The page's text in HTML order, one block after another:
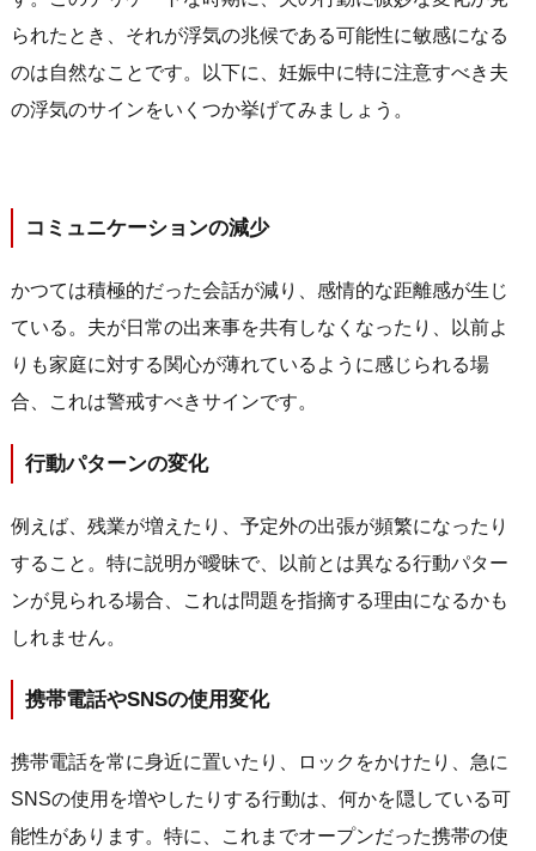
られたとき、それが浮気の兆候である可能性に敏感になる
のは自然なことです。以下に、妊娠中に特に注意すべき夫
の浮気のサインをいくつか挙げてみましょう。
コミュニケーションの減少
かつては積極的だった会話が減り、感情的な距離感が生じ
ている。夫が日常の出来事を共有しなくなったり、以前よ
りも家庭に対する関心が薄れているように感じられる場
合、これは警戒すべきサインです。
行動パターンの変化
例えば、残業が増えたり、予定外の出張が頻繁になったり
すること。特に説明が曖昧で、以前とは異なる行動パター
ンが見られる場合、これは問題を指摘する理由になるかも
しれません。
携帯電話やSNSの使用変化
携帯電話を常に身近に置いたり、ロックをかけたり、急に
SNSの使用を増やしたりする行動は、何かを隠している可
能性があります。特に、これまでオープンだった携帯の使